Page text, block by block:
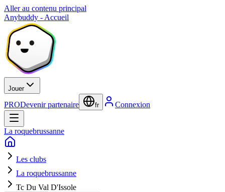
Aller au contenu principal
Anybuddy - Accueil
Jouer
PRODevenir partenaire fr Connexion
La roquebrussanne
Les clubs
La roquebrussanne
Tc Du Val D'Issole